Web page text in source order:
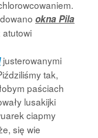
okna Pila
atutowi
justerowanymi
tak,
paściach
lusakijki
ciapmy
się wie